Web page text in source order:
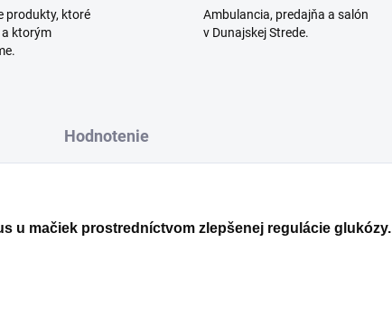
produkty, ktoré
ktorým
Ambulancia, predajňa a salón
v Dunajskej Strede.
Hodnotenie
u mačiek prostredníctvom zlepšenej regulácie glukózy.